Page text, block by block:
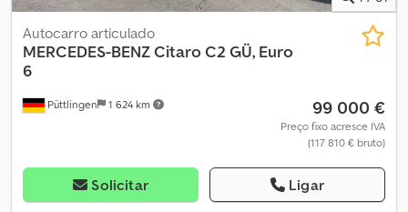
Joannis Arpantzanis ou Kai Bühler para obter mais informações.
Püttlingen 1 624 km
Autocarro articulado
MERCEDES-BENZCitaro C2 GÜ, Euro
6
99 000 €
Preço fixo acresce IVA
(117 810 € bruto)
Solicitar Ligar